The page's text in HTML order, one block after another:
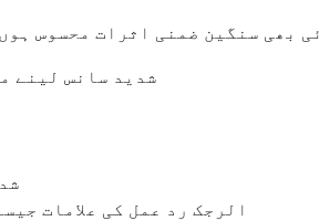
شدید سانس لینے
الرجک رد عمل کی علامات